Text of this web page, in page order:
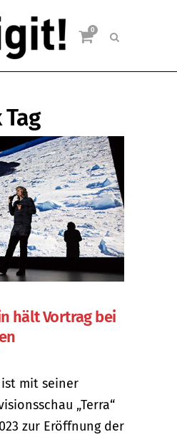
0
hält Vortrag bei
mit seiner
„Terra“
zur Eröffnung der